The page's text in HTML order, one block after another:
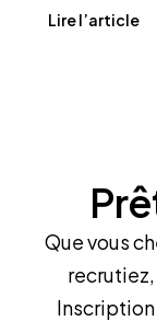
Lire l’article
Que vous